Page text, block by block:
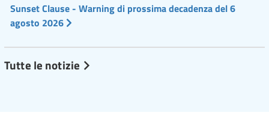
Sunset Clause - Warning di prossima decadenza del 6
agosto 2026
Tutte le notizie